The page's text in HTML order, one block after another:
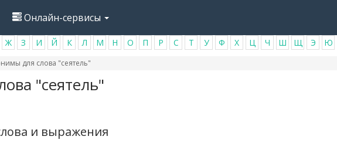
Онлайн-сервисы
Ж З И Й К Л М Н О П Р С Т У Ф Х Ц Ч Ш Щ Э Ю
для слова "сеятель"
"сеятель"
и выражения